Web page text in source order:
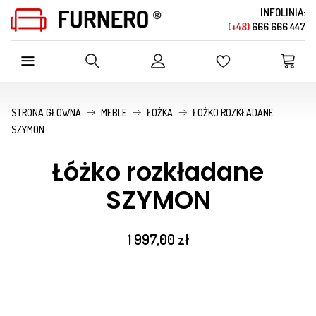
INFOLINIA:
(+48) 666 666 447
SZUKAJ W OFERCIE SKLEPU
STRONA GŁÓWNA MEBLE ŁÓŻKA
ŁÓŻKO ROZKŁADANE
SZYMON
Łóżko rozkładane
SZYMON
1 997,00 zł